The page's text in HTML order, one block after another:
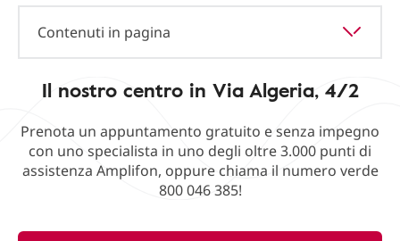
Contenuti in pagina
Il nostro centro in Via Algeria, 4/2
Prenota un appuntamento gratuito e senza impegno
con uno specialista in uno degli oltre 3.000 punti di
assistenza Amplifon, oppure chiama il numero verde
800 046 385!